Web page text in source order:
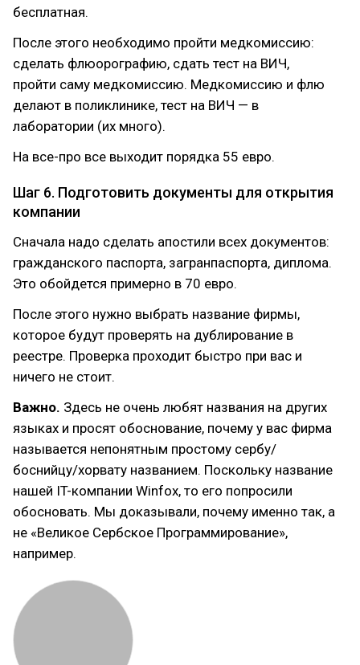
бесплатная.
После этого необходимо пройти медкомиссию:
сделать флюорографию, сдать тест на ВИЧ,
пройти саму медкомиссию. Медкомиссию и флю
делают в поликлинике, тест на ВИЧ — в
лаборатории (их много).
На все-про все выходит порядка 55 евро.
Шаг 6. Подготовить документы для открытия
компании
Сначала надо сделать апостили всех документов:
гражданского паспорта, загранпаспорта, диплома.
Это обойдется примерно в 70 евро.
После этого нужно выбрать название фирмы,
которое будут проверять на дублирование в
реестре. Проверка проходит быстро при вас и
ничего не стоит.
Важно. Здесь не очень любят названия на других
языках и просят обоснование, почему у вас фирма
называется непонятным простому сербу/
боснийцу/хорвату названием. Поскольку название
нашей IT-компании Winfox, то его попросили
обосновать. Мы доказывали, почему именно так, а
не «Великое Сербское Программирование»,
например.